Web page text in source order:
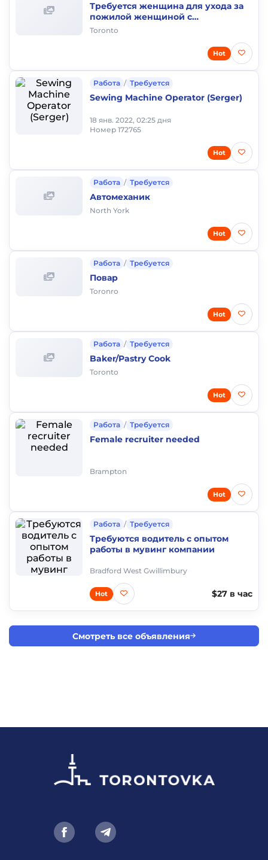
Требуется женщина для ухода за
пожилой женщиной с
проживанием
Toronto
Hot
Работа / Требуется
Sewing Machine Operator (Serger)
18 янв. 2022, 02:25 дня
Номер 172765
Hot
Работа / Требуется
Автомеханик
North York
Hot
Работа / Требуется
Повар
Toronro
Hot
Работа / Требуется
Baker/Pastry Cook
Toronto
Hot
Работа / Требуется
Female recruiter needed
Brampton
Hot
Работа / Требуется
Требуются водитель с опытом
работы в мувинг компании
Bradford West Gwillimbury
$27 в час
Hot
Смотреть все объявления